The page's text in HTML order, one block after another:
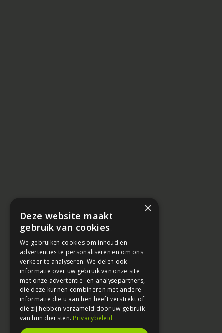
×
Deze website maakt
gebruik van cookies.
We gebruiken cookies om inhoud en
advertenties te personaliseren en om ons
verkeer te analyseren. We delen ook
informatie over uw gebruik van onze site
met onze advertentie- en analysepartners,
die deze kunnen combineren met andere
informatie die u aan hen heeft verstrekt of
die zij hebben verzameld door uw gebruik
van hun diensten. Privacybeleid